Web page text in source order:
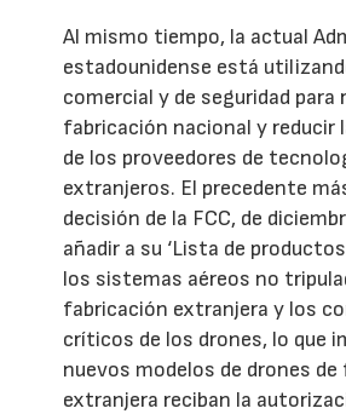
Al mismo tiempo, la actual
estadounidense está
comercial y de seguridad para
fabricación nacional y reducir
de los proveedores de
extranjeros. El precedente
decisión de la FCC, de
añadir a su ‘Lista de
los sistemas aéreos no
fabricación extranjera y los
críticos de los drones, lo que
nuevos modelos de drones
extranjera reciban la